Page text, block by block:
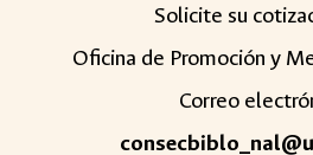
Solicite su
Oficina de Promoción y
Correo